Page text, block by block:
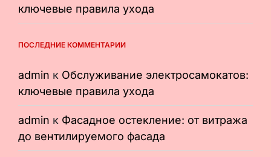
ключевые правила ухода
ПОСЛЕДНИЕ КОММЕНТАРИИ
admin к Обслуживание электросамокатов:
ключевые правила ухода
admin к Фасадное остекление: от витража
до вентилируемого фасада